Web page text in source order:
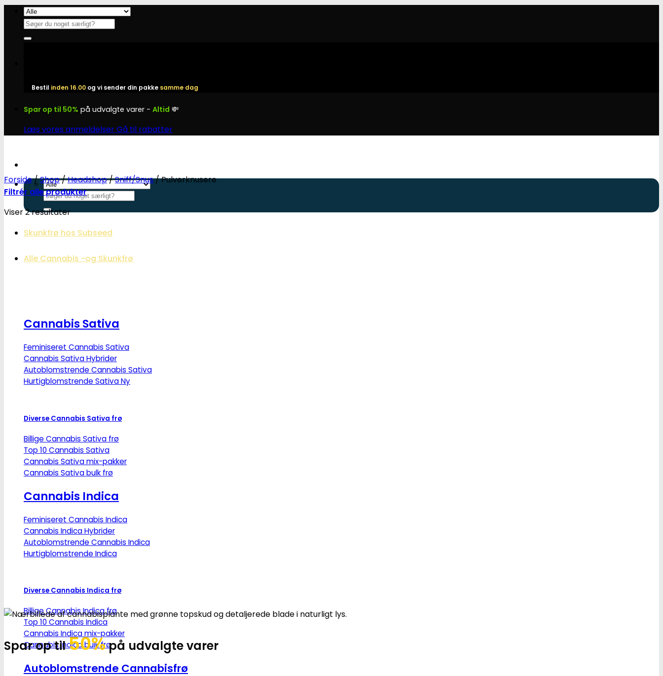
Fortsæt
indhold
Søg
efter:
Bestil inden 16.00 og vi sender din pakke samme dag
Spar op til 50% på udvalgte varer - Altid 💸
Læs vores anmeldelserGå til rabatter
Søg
efter:
Skunkfrø hos Subseed
Alle Cannabis -og Skunkfrø
Cannabis Sativa
Feminiseret Cannabis Sativa
Cannabis Sativa Hybrider
Autoblomstrende Cannabis Sativa
Hurtigblomstrende Sativa
Diverse Cannabis Sativa frø
Billige Cannabis Sativa frø
Top 10 Cannabis Sativa
Cannabis Sativa mix-pakker
Cannabis Sativa bulk frø
Cannabis Indica
Feminiseret Cannabis Indica
Cannabis Indica Hybrider
Autoblomstrende Cannabis Indica
Hurtigblomstrende Indica
Diverse Cannabis Indica frø
Billige Cannabis Indica frø
Top 10 Cannabis Indica
Cannabis Indica mix-pakker
Cannabis Indica bulk frø
Autoblomstrende Cannabisfrø
Forside/Shop/Headshop/Sniff/Snus/Pulverknusere
Filtrér alle produkter
Viser 2 resultater
Spar op til50%på udvalgte varer